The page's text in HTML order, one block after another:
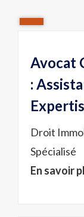
Avocat
:
Droit
Spécialisé
En savoir